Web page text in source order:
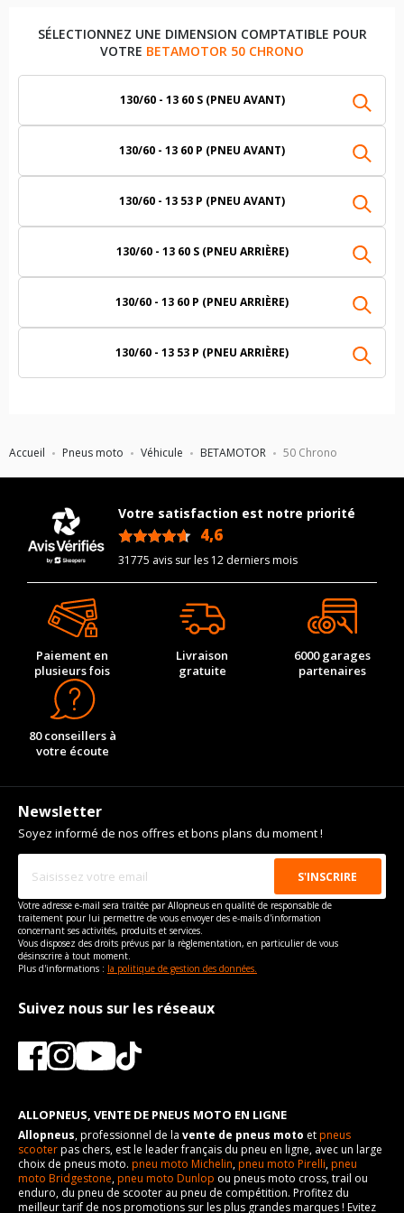
Accueil Pneus moto Véhicule BETAMOTOR 50 Chrono
SÉLECTIONNEZ UNE DIMENSION COMPTATIBLE POUR
VOTRE BETAMOTOR 50 CHRONO
130/60 - 13 60 S (PNEU AVANT)
130/60 - 13 60 P (PNEU AVANT)
130/60 - 13 53 P (PNEU AVANT)
130/60 - 13 60 S (PNEU ARRIÈRE)
130/60 - 13 60 P (PNEU ARRIÈRE)
130/60 - 13 53 P (PNEU ARRIÈRE)
Votre satisfaction est notre priorité
4,6
31775 avis sur les 12 derniers mois
Paiement en
plusieurs fois
Livraison
gratuite
6000 garages
partenaires
80 conseillers à
votre écoute
Newsletter
Soyez informé de nos offres et bons plans du moment !
Votre adresse e-mail sera traitée par Allopneus en qualité de responsable de
traitement pour lui permettre de vous envoyer des e-mails d'information
concernant ses activités, produits et services.
Vous disposez des droits prévus par la règlementation, en particulier de vous
désinscrire à tout moment.
Plus d'informations : la politique de gestion des données.
Suivez nous sur les réseaux
ALLOPNEUS, VENTE DE PNEUS MOTO EN LIGNE
Allopneus, professionnel de la vente de pneus moto etpneus
scooterpas chers, est le leader français du pneu en ligne, avec un large
choix de pneus moto. pneu moto Michelin,pneu moto Pirelli,pneu
moto Bridgestone,pneu moto Dunlop ou pneus moto cross, trail ou
enduro, du pneu de scooter au pneu de compétition. Profitez du
meilleur tarif de nos promotions sur les plus grandes marques ! Evitez